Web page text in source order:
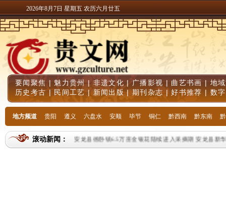
2026年8月7日 星期五 农历六月廿五
要闻聚焦| 魅力贵州|非遗文化 |广播影视 | 曲艺书画 | 地
历史考古 | 民间工艺 | 新闻出版|期刊杂志 |好书推荐 | 数
地方频道 贵阳 遵义 六盘水 安顺 毕节 铜仁 黔西南 黔东南
滚动新闻： 安龙县德卧镇6.5万亩金银花陆续进入采摘期 安龙县新华